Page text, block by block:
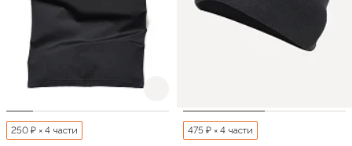
250 ₽ × 4 части 475 ₽ × 4 части